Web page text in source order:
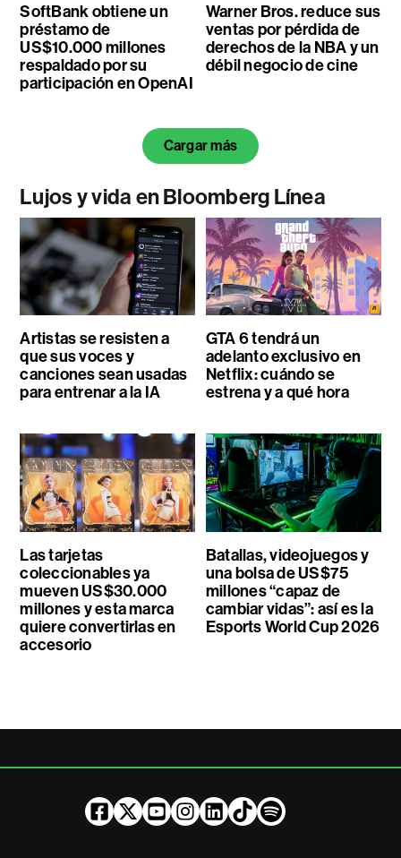
SoftBank obtiene un
préstamo de
US$10.000 millones
respaldado por su
participación en OpenAI
Warner Bros. reduce sus
ventas por pérdida de
derechos de la NBA y un
débil negocio de cine
Cargar más
Lujos y vida en Bloomberg Línea
Artistas se resisten a
que sus voces y
canciones sean usadas
para entrenar a la IA
GTA 6 tendrá un
adelanto exclusivo en
Netflix: cuándo se
estrena y a qué hora
Las tarjetas
coleccionables ya
mueven US$30.000
millones y esta marca
quiere convertirlas en
accesorio
Batallas, videojuegos y
una bolsa de US$75
millones “capaz de
cambiar vidas”: así es la
Esports World Cup 2026